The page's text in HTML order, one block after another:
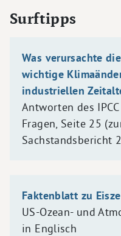
Surftipps
Was verursachte
wichtige
industriellen
Antworten des
Fragen, Seite 25
Sachstandsbericht
Faktenblatt zu
US-Ozean- und
in Englisch